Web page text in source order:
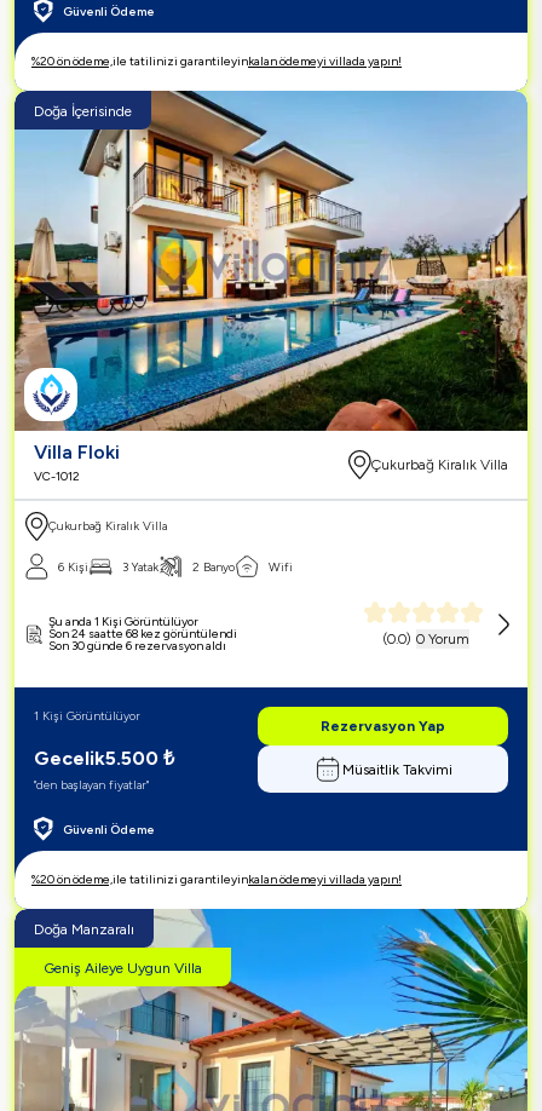
Güvenli Ödeme
%20 ön ödeme,ile tatilinizi garantileyinkalan ödemeyi villada yapın!
Doğa İçerisinde
Villa Floki
VC-1012
Çukurbağ Kiralık Villa
Çukurbağ Kiralık Villa
6 Kişi 3 Yatak 2 Banyo Wifi
(0.0) 0 Yorum
Şu anda 1 Kişi Görüntülüyor
Son 24 saatte 68 kez görüntülendi
Son 30 günde 6 rezervasyon aldı
Güvenli Ödeme
Gecelik5.500 ₺
"den başlayan fiyatlar"
1 Kişi Görüntülüyor
Rezervasyon Yap
Müsaitlik Takvimi
%20 ön ödeme,ile tatilinizi garantileyinkalan ödemeyi villada yapın!
Doğa Manzaralı
Geniş Aileye Uygun Villa